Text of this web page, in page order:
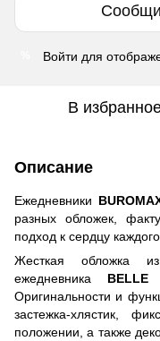
Войти для
В
Описание
Ежедневники
разных обложек,
подход к сердцу
Жесткая обложка
ежедневника BELLE
Оригинальности и
застежка-хлястик,
положении, а также